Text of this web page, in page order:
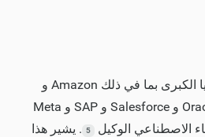
تستثمر شركات التكنولوجيا الكبرى بما في ذلك Amazon و
Google و Microsoft و Oracle و Salesforce و SAP و Meta
الاصطناعي الوكيل
5 . يشير هذا